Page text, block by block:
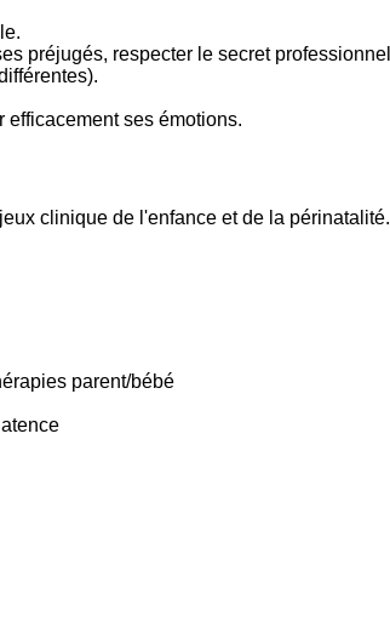
préjugés, respecter le secret
ses émotions.
clinique de l'enfance et de la périnatalité.
parent/bébé